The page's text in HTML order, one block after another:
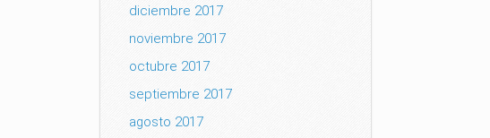
diciembre 2017
noviembre 2017
octubre 2017
septiembre 2017
agosto 2017